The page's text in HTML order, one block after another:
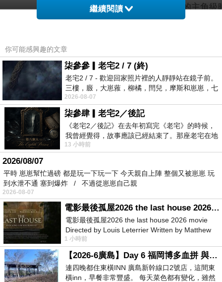
是極具存在感的主角級
小提醒：釦可開，口袋為真，抽
深色衣物建議單獨洗滌，以翻面
材質
彈性
色
系
配
件
繼續閱讀
你可能感興趣的文章
柒參參▎老宅2 / 7 (終)
老宅2 / 7 - 歡迎回家照片裡的人靜靜站在鏡子前。
三樓，廄，大崽蕥，柳橘，閆兒，摩斯和崽崽，七
個人整整齊齊地站在鏡框之外，如同
2026-08-07
柒參肆▎老宅2／後記
《老宅2／後記》在去年初寫完《老宅》的時候，
我曾經覺得，故事應該已經結束了。那座老宅在地
震中倒塌，七個人終於離開那片黑暗，
13 小時前
2026/08/07
平時 崽崽幫忙過磅 都是玩一下玩一下 今天親自上陣 整個又被崽崽 玩
到水泄不通 塞到爆炸 / 不過從崽崽自己親
2026-08-07
電影最後孤屋2026 the last house 2026 movie
電影最後孤屋2026 the last house 2026 movie
Directed by Louis Leterrier Written by Matthew
Robinson Starring Greta Lee Wa
1 小時前
【2026-6廣島】Day 6 福岡博多血拼 與機場接送少年司機深夜對談
連四晚都住東橫INN 廣島新幹線口2號店，這間東
橫inn，早餐非常豐盛。 每天菜色都有變化，雖然